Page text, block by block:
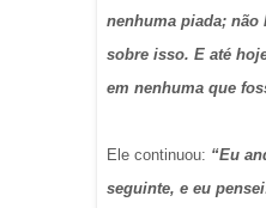
nenhuma piada; não
sobre isso. E até
em nenhuma que
Ele continuou: “Eu
seguinte, e eu